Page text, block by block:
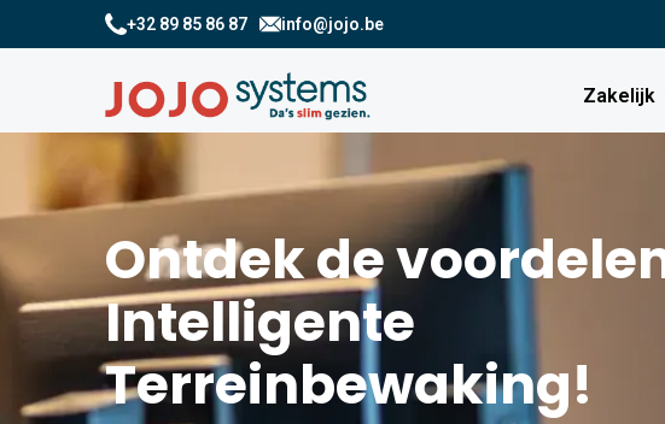
+32 89 85 86 87 info@jojo.be
Zakelijk
Ontdek de
Intelligente
Terreinbewaking!